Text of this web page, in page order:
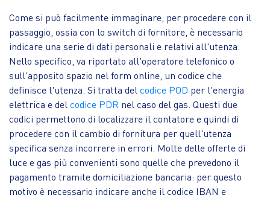
Come si può facilmente immaginare, per procedere con il
passaggio, ossia con lo switch di fornitore, è necessario
indicare una serie di dati personali e relativi all'utenza.
Nello specifico, va riportato all'operatore telefonico o
sull'apposito spazio nel form online, un codice che
definisce l'utenza. Si tratta del codice POD per l'energia
elettrica e del codice PDR nel caso del gas. Questi due
codici permettono di localizzare il contatore e quindi di
procedere con il cambio di fornitura per quell'utenza
specifica senza incorrere in errori. Molte delle offerte di
luce e gas più convenienti sono quelle che prevedono il
pagamento tramite domiciliazione bancaria: per questo
motivo è necessario indicare anche il codice IBAN e